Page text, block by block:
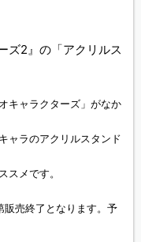
ズ2』の「アクリルス
キャラクターズ」がなか
ャラのアクリルスタンド
スメです。
売終了となります。予